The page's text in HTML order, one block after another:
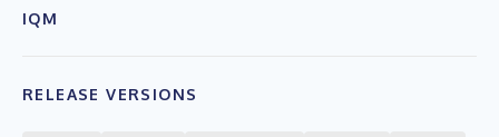
IQM
RELEASE VERSIONS